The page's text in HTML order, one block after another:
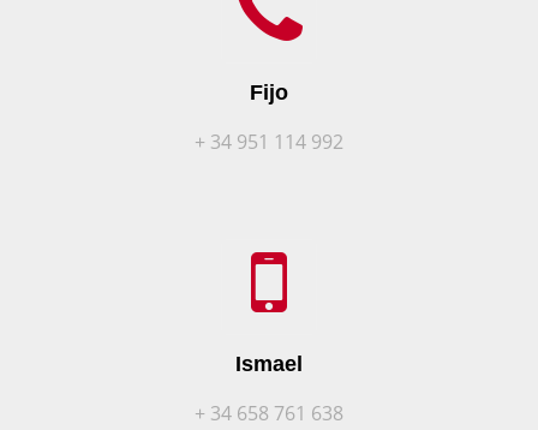
Fijo
+ 34 951 114 992
Ismael
+ 34 658 761 638